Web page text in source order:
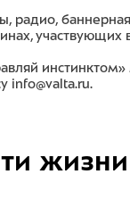
участвующих
info@valta.ru.
жизни